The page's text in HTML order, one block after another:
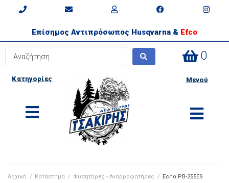
Επίσημος Αντιπρόσωπος Husqvarna & Efco
0
Κατηγορίες Μενού
Αρχική / Κατάστημα / Φυσητήρες - Αναρροφητήρες / Echo PB-255ES